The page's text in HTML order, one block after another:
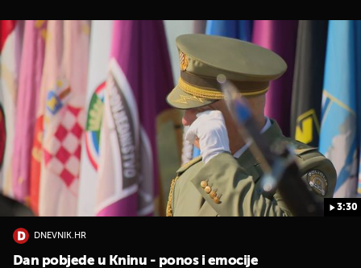
3:30
DNEVNIK.HR
Dan pobjede u Kninu - ponos i emocije